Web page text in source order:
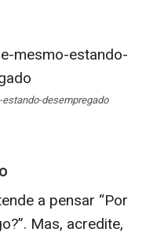
desempregado
a pensar “Por
Mas, acredite,